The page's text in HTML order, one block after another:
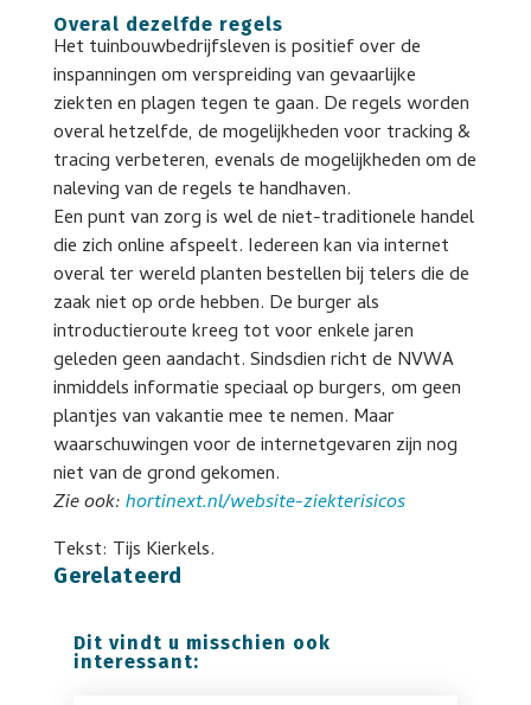
Overal dezelfde regels
Het tuinbouwbedrijfsleven is positief over de
inspanningen om verspreiding van gevaarlijke
ziekten en plagen tegen te gaan. De regels worden
overal hetzelfde, de mogelijkheden voor tracking &
tracing verbeteren, evenals de mogelijkheden om de
naleving van de regels te handhaven.
Een punt van zorg is wel de niet-traditionele handel
die zich online afspeelt. Iedereen kan via internet
overal ter wereld planten bestellen bij telers die de
zaak niet op orde hebben. De burger als
introductieroute kreeg tot voor enkele jaren
geleden geen aandacht. Sindsdien richt de NVWA
inmiddels informatie speciaal op burgers, om geen
plantjes van vakantie mee te nemen. Maar
waarschuwingen voor de internetgevaren zijn nog
niet van de grond gekomen.
Zie ook:hortinext.nl/website-ziekterisicos
Tekst: Tijs Kierkels.
Gerelateerd
Dit vindt u misschien ook
interessant: